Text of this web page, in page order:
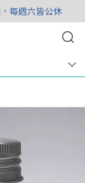
每週六皆公休